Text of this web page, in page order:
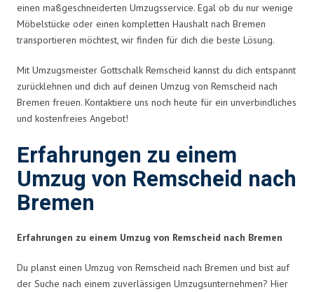
einen maßgeschneiderten Umzugsservice. Egal ob du nur wenige
Möbelstücke oder einen kompletten Haushalt nach Bremen
transportieren möchtest, wir finden für dich die beste Lösung.
Mit Umzugsmeister Gottschalk Remscheid kannst du dich entspannt
zurücklehnen und dich auf deinen Umzug von Remscheid nach
Bremen freuen. Kontaktiere uns noch heute für ein unverbindliches
und kostenfreies Angebot!
Erfahrungen zu einem
Umzug von Remscheid nach
Bremen
Erfahrungen zu einem Umzug von Remscheid nach Bremen
Du planst einen Umzug von Remscheid nach Bremen und bist auf
der Suche nach einem zuverlässigen Umzugsunternehmen? Hier